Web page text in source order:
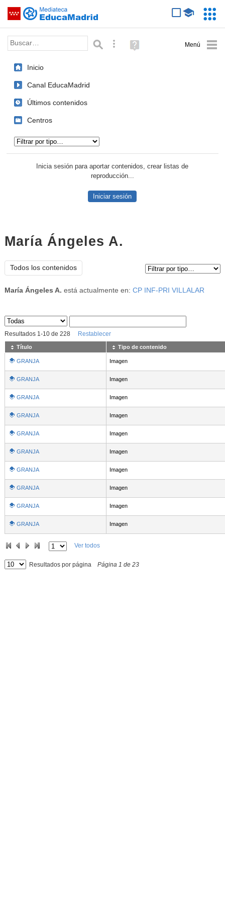
Saltar navegación
Palabra o frase: Búsqueda avanzada
Ayuda
(en
Inicio
Canal EducaMadrid
Últimos contenidos
Centros
Inicia sesión para aportar contenidos, crear listas de
reproducción...
Iniciar sesión
María Ángeles A.
Todos los contenidos
María Ángeles A. está actualmente en: CP INF-PRI VILLALAR
Sus archivos
Resultados 1-10de 228 Restablecer
Título Tipo de contenido
GRANJA Imagen
GRANJA Imagen
GRANJA Imagen
GRANJA Imagen
GRANJA Imagen
GRANJA Imagen
GRANJA Imagen
GRANJA Imagen
GRANJA Imagen
GRANJA Imagen
Ver todos
Resultados por página Página 1 de 23